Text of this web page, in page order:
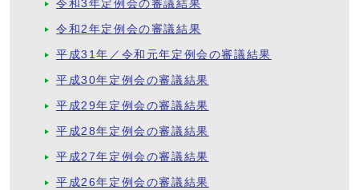
令和3年定例会の審議結果
令和2年定例会の審議結果
平成31年／令和元年定例会の審議結果
平成30年定例会の審議結果
平成29年定例会の審議結果
平成28年定例会の審議結果
平成27年定例会の審議結果
平成26年定例会の審議結果